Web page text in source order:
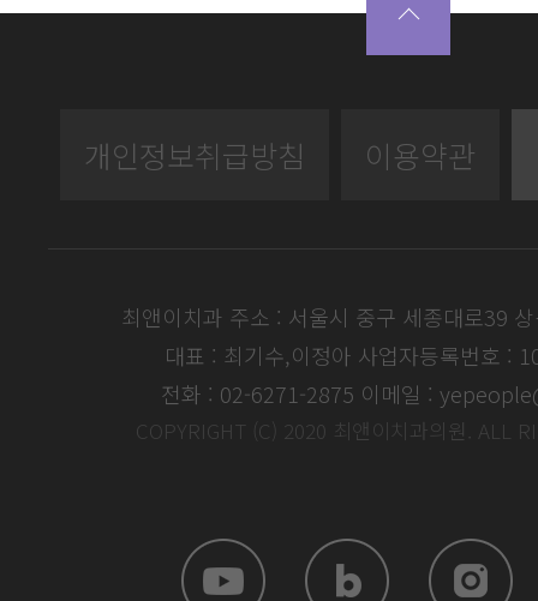
개인정보취급방침 이용약관
최앤이치과 주소 : 서울시 중구 세종대로39
대표 : 최기수,이정아 사업자등록번호 :
전화 : 02-6271-2875 이메일 :
COPYRIGHT (C) 2020 최앤이치과의원. ALL